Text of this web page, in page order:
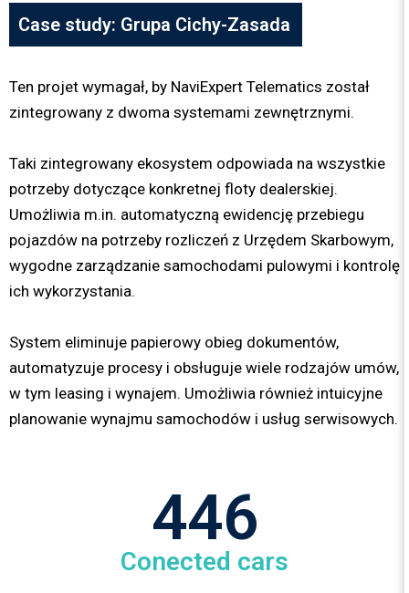
Case study: Grupa Cichy-Zasada
Ten projet wymagał, by NaviExpert Telematics został
zintegrowany z dwoma systemami zewnętrznymi.
Taki zintegrowany ekosystem odpowiada na wszystkie
potrzeby dotyczące konkretnej floty dealerskiej.
Umożliwia m.in. automatyczną ewidencję przebiegu
pojazdów na potrzeby rozliczeń z Urzędem Skarbowym,
wygodne zarządzanie samochodami pulowymi i kontrolę
ich wykorzystania.
System eliminuje papierowy obieg dokumentów,
automatyzuje procesy i obsługuje wiele rodzajów umów,
w tym leasing i wynajem. Umożliwia również intuicyjne
planowanie wynajmu samochodów i usług serwisowych.
Conected cars
446